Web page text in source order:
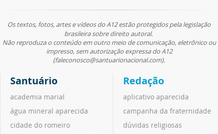
Os textos, fotos, artes e vídeos do A12 estão protegidos pela legislação
brasileira sobre direito autoral.
Não reproduza o conteúdo em outro meio de comunicação, eletrônico ou
impresso, sem autorização expressa do A12
(faleconosco@santuarionacional.com).
Santuário
academia marial
água mineral aparecida
cidade do romeiro
Redação
aplicativo aparecida
campanha da fraternidade
dúvidas religiosas